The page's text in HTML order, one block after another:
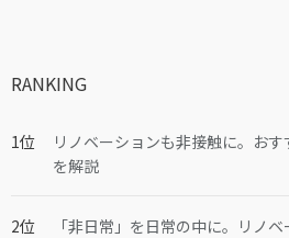
RANKING
リノベーションも非接触に。お
を解説
「非日常」を日常の中に。リノ